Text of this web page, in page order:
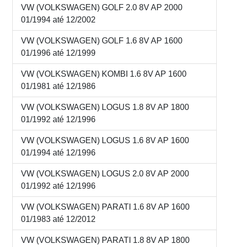
VW (VOLKSWAGEN) GOLF 2.0 8V AP 2000
01/1994 até 12/2002
VW (VOLKSWAGEN) GOLF 1.6 8V AP 1600
01/1996 até 12/1999
VW (VOLKSWAGEN) KOMBI 1.6 8V AP 1600
01/1981 até 12/1986
VW (VOLKSWAGEN) LOGUS 1.8 8V AP 1800
01/1992 até 12/1996
VW (VOLKSWAGEN) LOGUS 1.6 8V AP 1600
01/1994 até 12/1996
VW (VOLKSWAGEN) LOGUS 2.0 8V AP 2000
01/1992 até 12/1996
VW (VOLKSWAGEN) PARATI 1.6 8V AP 1600
01/1983 até 12/2012
VW (VOLKSWAGEN) PARATI 1.8 8V AP 1800